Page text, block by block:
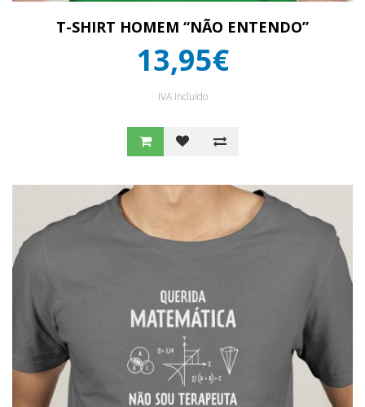
T-SHIRT HOMEM “NÃO ENTENDO”
13,95€
IVA Incluído